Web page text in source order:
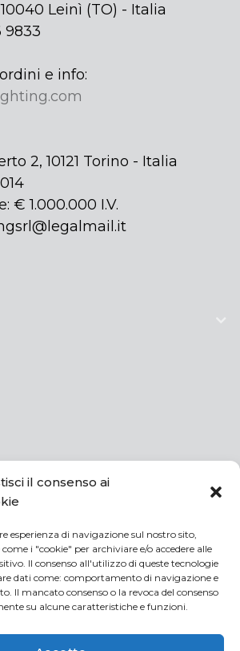
il consenso ai
esperienza di navigazione sul nostro sito,
i "cookie" per archiviare e/o accedere alle
Il consenso all'utilizzo di queste tecnologie
dati come: comportamento di navigazione e
Il mancato consenso o la revoca del consenso
su alcune caratteristiche e funzioni.
Leinì (TO) - Italia
9833
e info:
2, 10121 Torino - Italia
€ 1.000.000 I.V.
NEWSLETTER
aggiornato iscrivendoti alla